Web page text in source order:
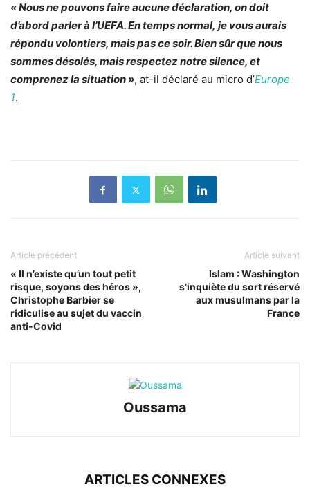
« Nous ne pouvons faire aucune déclaration, on doit
d’abord parler à l’UEFA. En temps normal, je vous aurais
répondu volontiers, mais pas ce soir. Bien sûr que nous
sommes désolés, mais respectez notre silence, et
comprenez la situation », at-il déclaré au micro d’Europe
1.
Article précédent
« Il n’existe qu’un tout petit
risque, soyons des héros »,
Christophe Barbier se
ridiculise au sujet du vaccin
anti-Covid
Article suivant
Islam : Washington
s’inquiète du sort réservé
aux musulmans par la
France
Oussama
ARTICLES CONNEXES